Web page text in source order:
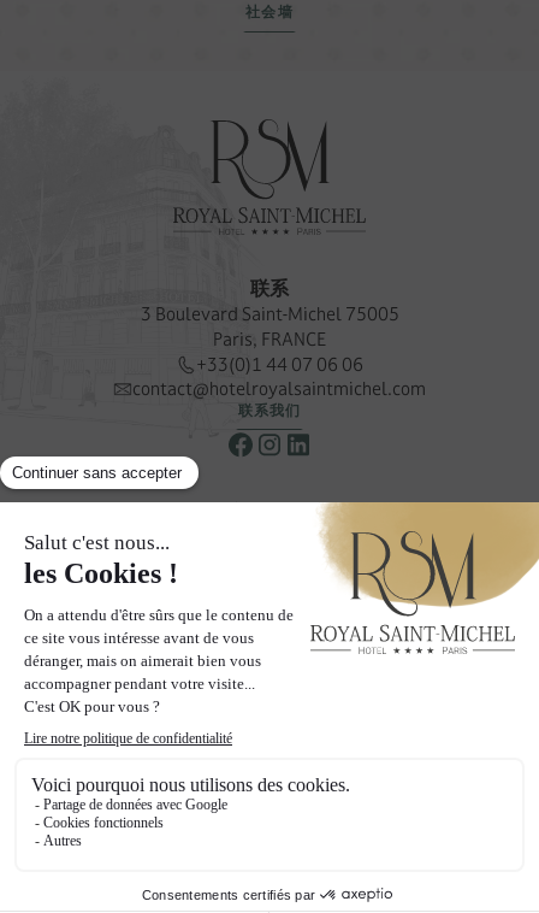
社会墙
联系
3 Boulevard Saint-Michel 75005
Paris, FRANCE
+33(0)1 44 07 06 06
contact@hotelroyalsaintmichel.com
联系我们
接收我们的特别优惠和促销信息
页面
酒店
博客
2024 皇家圣米歇尔酒店 - 保留所有权利